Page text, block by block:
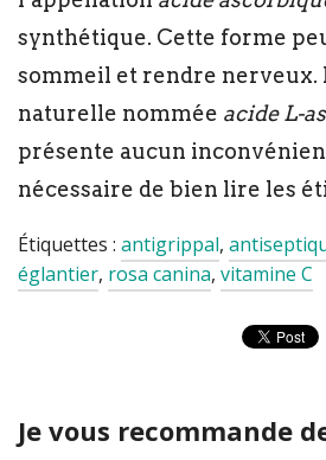
synthétique. Cette forme
sommeil et rendre nerveux.
naturelle nommée acide L-
présente aucun
nécessaire de bien lire les
Étiquettes : antigrippal,
églantier, rosa canina, vitamine C
Je vous recommande